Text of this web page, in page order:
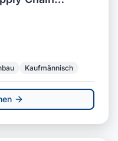
Kaufmännisch